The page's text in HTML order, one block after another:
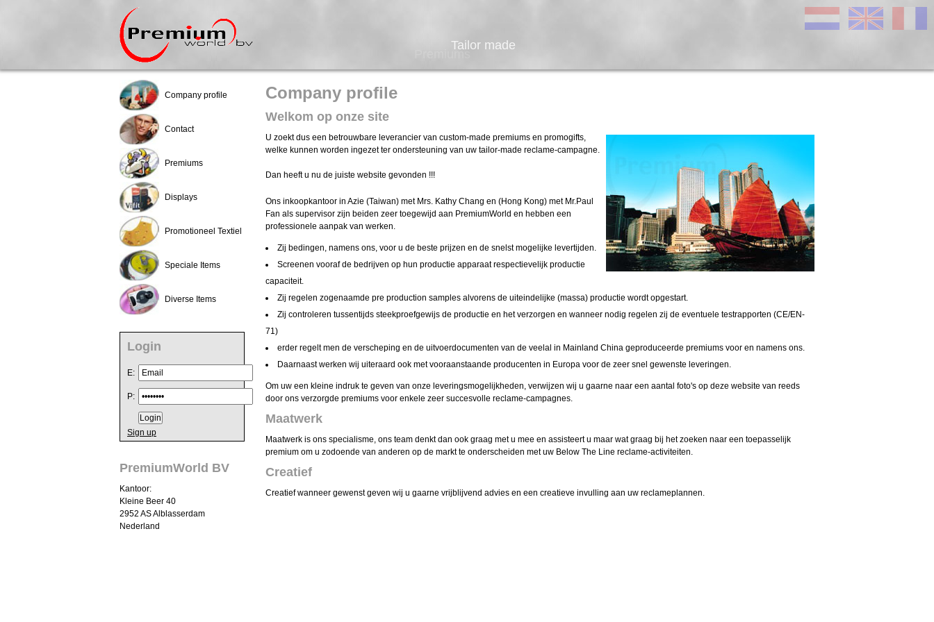
Tailor made
Company profile
Welkom op onze site
U zoekt dus een betrouwbare leverancier van custom-made premiums en promogifts,
welke kunnen worden ingezet ter ondersteuning van uw tailor-made reclame-campagne.
Dan heeft u nu de juiste website gevonden !!!
Ons inkoopkantoor in Azie (Taiwan) met Mrs. Kathy Chang en (Hong Kong) met Mr.Paul
Fan als supervisor zijn beiden zeer toegewijd aan PremiumWorld en hebben een
professionele aanpak van werken.
Zij bedingen, namens ons, voor u de beste prijzen en de snelst mogelijke levertijden.
Screenen vooraf de bedrijven op hun productie apparaat respectievelijk productie
capaciteit.
Zij regelen zogenaamde pre production samples alvorens de uiteindelijke (massa) productie wordt opgestart.
Zij controleren tussentijds steekproefgewijs de productie en het verzorgen en wanneer nodig regelen zij de eventuele testrapporten (CE/EN-
71)
erder regelt men de verscheping en de uitvoerdocumenten van de veelal in Mainland China geproduceerde premiums voor en namens ons.
Daarnaast werken wij uiteraard ook met vooraanstaande producenten in Europa voor de zeer snel gewenste leveringen.
Om uw een kleine indruk te geven van onze leveringsmogelijkheden, verwijzen wij u gaarne naar een aantal foto's op deze website van reeds
door ons verzorgde premiums voor enkele zeer succesvolle reclame-campagnes.
Maatwerk
Maatwerk is ons specialisme, ons team denkt dan ook graag met u mee en assisteert u maar wat graag bij het zoeken naar een toepasselijk
premium om u zodoende van anderen op de markt te onderscheiden met uw Below The Line reclame-activiteiten.
Creatief
Creatief wanneer gewenst geven wij u gaarne vrijblijvend advies en een creatieve invulling aan uw reclameplannen.
Company profile
Contact
Premiums
Displays
Promotioneel Textiel
Speciale Items
Diverse Items
Login
E:
P:
Sign up
PremiumWorld BV
Kantoor:
Kleine Beer 40
2952 AS Alblasserdam
Nederland